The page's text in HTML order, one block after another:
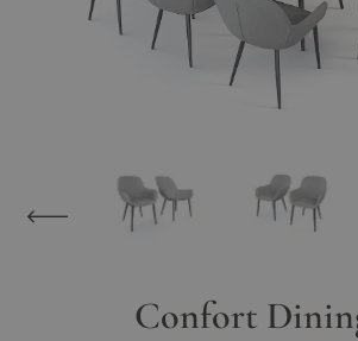
View larger image View larger image View
Confort